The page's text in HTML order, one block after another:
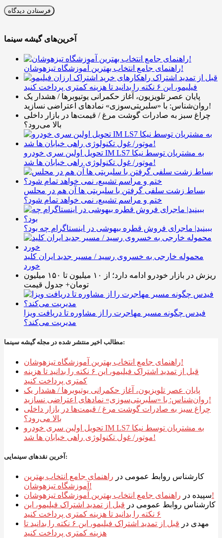
آخرین‌های گیشه سینما
راهنمای جامع انتخاب بهترین آموزشگاه تیزهوشان!
قبل از تمدید اشتراک
فیلیمو، این ۶ نکته را بدانید تا هزینه کمتری پرداخت کنید
پایان عصر تلویزیون، آغاز حکمرانی یوتیوبرها / هشدار یک
روان‌شناس: با «سلبریتی‌سوزی» نمادهای اعتراضی نسازید!
چراغ سبز به صادرات گوشت مرغ / قیمت‌ها در بازار داخلی
بالا می‌رود؟
تحویل اولین سری خودرو IM LS7 به مشتریان توسط نیکا
موتور/ غول تکنولوژی راهی خیابان ها شد!
بساط زشت سلفی گرفتن با سلبریتی ها آن هم در محلس
ختم و مراسم تشییع، نمی خواهد تمام شود؟
ببینید| ماجرای فروش قطره بیهوشی در اینستاگرام چه بود؟
محموله خارجی به خسروی رسید / مسیر جدید ایران کلید
خورد
ریزش در بازار خودرو ادامه دارد؛ از ۱۰ میلیون تا ۱۵۰ میلیون
تومان+ جدول قیمت
فیدس چگونه مسیر مهاجرت را از مشاوره تا دریافت ویزا
مدیریت می‌کند؟
مطالب اخیر منتشر شده در مجله گیشه سینما:
راهنمای جامع انتخاب بهترین آموزشگاه تیزهوشان!
قبل از تمدید اشتراک فیلیمو، این ۶ نکته را بدانید تا هزینه
کمتری پرداخت کنید
پایان عصر تلویزیون، آغاز حکمرانی یوتیوبرها / هشدار یک
روان‌شناس: با «سلبریتی‌سوزی» نمادهای اعتراضی نسازید!
چراغ سبز به صادرات گوشت مرغ / قیمت‌ها در بازار داخلی
بالا می‌رود؟
تحویل اولین سری خودرو IM LS7 به مشتریان توسط نیکا
موتور/ غول تکنولوژی راهی خیابان ها شد!
آخرین نقدهای سینمایی:
کارشناس روابط عمومی در راهنمای جامع انتخاب بهترین
آموزشگاه تیزهوشان!
سپیده در
راهنمای جامع انتخاب بهترین آموزشگاه تیزهوشان!
کارشناس روابط عمومی در قبل از تمدید اشتراک فیلیمو، این
۶ نکته را بدانید تا هزینه کمتری پرداخت کنید
مهدی در
قبل از تمدید اشتراک فیلیمو، این ۶ نکته را بدانید تا
هزینه کمتری پرداخت کنید